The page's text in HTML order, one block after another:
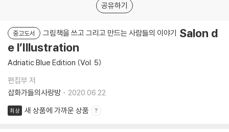
공유하기
중고도서 그림책을 쓰고 그리고 만드는 사람들의 이야기 Salon d
e l’Illustration
Adriatic Blue Edition (Vol. 5)
편집부 저
삽화가들의사랑방
2020.06.22.
최상 새 상품에 가까운 상품